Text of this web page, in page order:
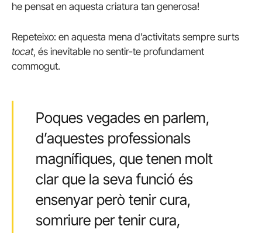
he pensat en aquesta criatura tan generosa!
Repeteixo: en aquesta mena d’activitats sempre surts
tocat, és inevitable no sentir-te profundament
commogut.
Poques vegades en parlem,
d’aquestes professionals
magnífiques, que tenen molt
clar que la seva funció és
ensenyar però tenir cura,
somriure per tenir cura,